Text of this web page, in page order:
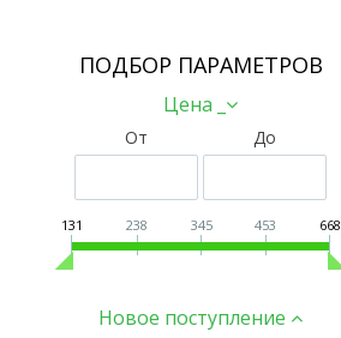
ПОДБОР ПАРАМЕТРОВ
Цена _
От До
131 238 345 453 668
Новое поступление